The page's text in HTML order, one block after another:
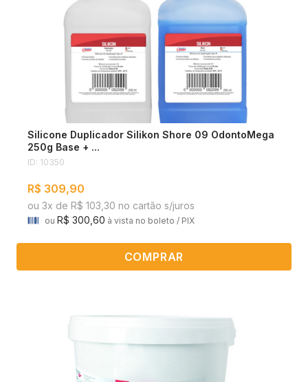
Silicone Duplicador Silikon Shore 09 OdontoMega
250g Base + ...
ID: 10350
R$ 309,90
ou 3x de R$ 103,30 no cartão s/juros
ou R$ 300,60 à vista no boleto / PIX
COMPRAR